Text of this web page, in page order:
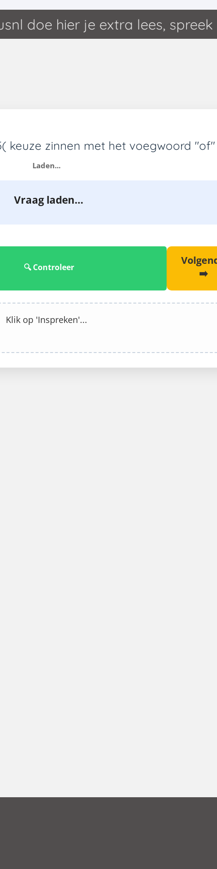
Ga
direct
naar
de
doe hier je extra lees, spreek
keuze zinnen met het voegwoord
Laden...
Vraag laden...
🔍 Controleer
➡️
Klik op 'Inspreken'...